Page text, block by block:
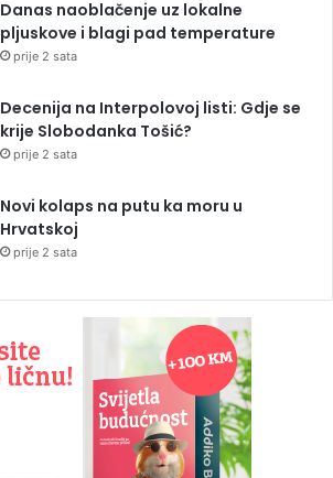
Danas naoblačenje uz lokalne
pljuskove i blagi pad temperature
prije 2 sata
Decenija na Interpolovoj listi: Gdje se
krije Slobodanka Tošić?
prije 2 sata
Novi kolaps na putu ka moru u
Hrvatskoj
prije 2 sata